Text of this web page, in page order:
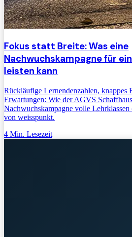
Fokus statt Breite: Was eine
Nachwuchskampagne für
leisten kann
Rückläufige Lernendenzahlen, knappes
Erwartungen: Wie der AGVS
Nachwuchskampagne volle
von weisspunkt.
4 Min. Lesezeit